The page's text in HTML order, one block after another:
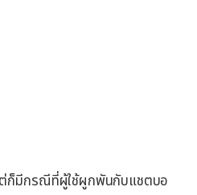
ต่ก็มีกรณีที่ผู้ใช้ผูกพันกับแชตบอ